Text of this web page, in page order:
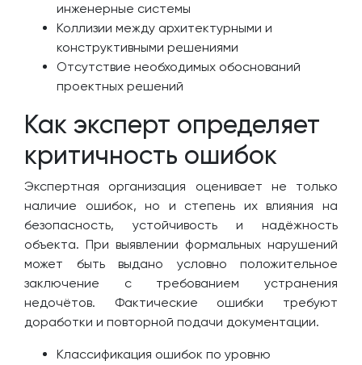
инженерные системы
Коллизии между архитектурными и
конструктивными решениями
Отсутствие необходимых обоснований
проектных решений
Как эксперт определяет
критичность ошибок
Экспертная организация оценивает не только
наличие ошибок, но и степень их влияния на
безопасность, устойчивость и надёжность
объекта. При выявлении формальных нарушений
может быть выдано условно положительное
заключение с требованием устранения
недочётов. Фактические ошибки требуют
доработки и повторной подачи документации.
Классификация ошибок по уровню